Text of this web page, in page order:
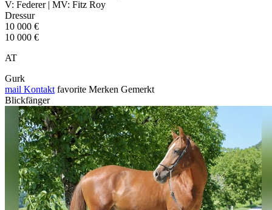
V: Federer | MV: Fitz Roy
Dressur
10 000 €
10 000 €
AT
Gurk
mail Kontakt favorite Merken Gemerkt
Blickfänger